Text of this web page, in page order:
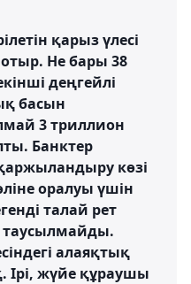
қарыз үлесі
Не бары 38
деңгейлі
басын
3 триллион
Банктер
көзі
оралуы үшін
талай рет
таусылмайды.
алаяқтық
Ірі, жүйе құраушы